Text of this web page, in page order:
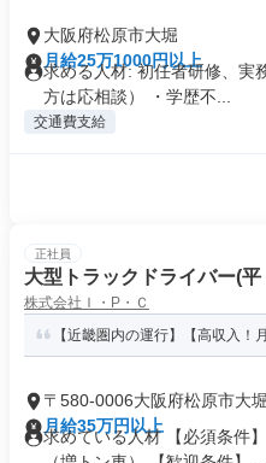
大阪府松原市大堀
月給25万1000円以上
求める人材: 初任者研修、実
方は応相談） ・学歴不...
交通費支給
正社員
大型トラックドライバー(
株式会社Ｉ・P・Ｃ
【近畿圏内の運行】【高収入！
〒580-0006大阪府松原市大堀
月給35万円以上
求めている人材 【必須条件